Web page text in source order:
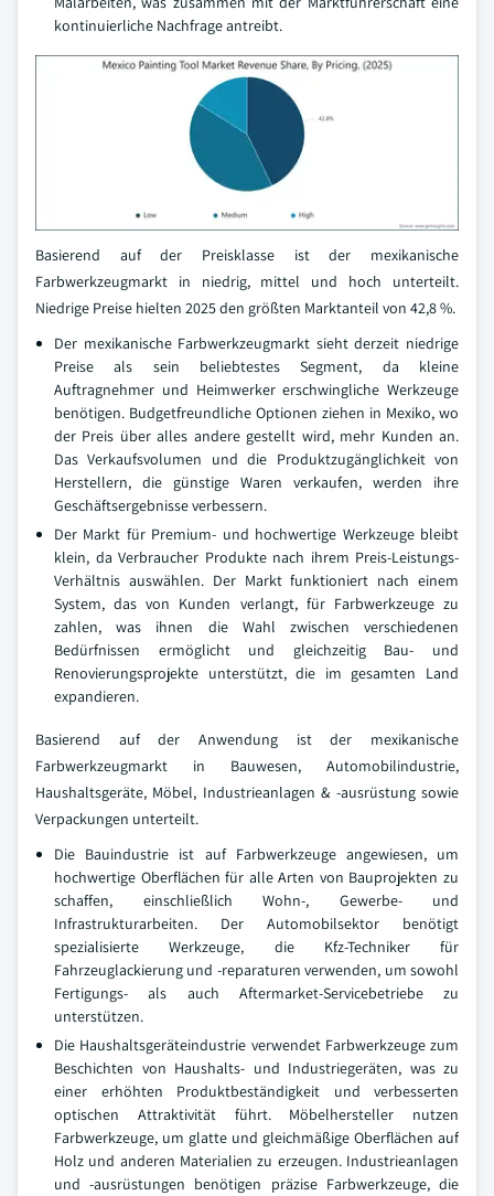
kontinuierliche Nachfrage antreibt.
Basierend auf der Preisklasse ist der mexikanische
Farbwerkzeugmarkt in niedrig, mittel und hoch unterteilt.
Niedrige Preise hielten 2025 den größten Marktanteil von 42,8 %.
Der mexikanische Farbwerkzeugmarkt sieht derzeit niedrige
Preise als sein beliebtestes Segment, da kleine
Auftragnehmer und Heimwerker erschwingliche Werkzeuge
benötigen. Budgetfreundliche Optionen ziehen in Mexiko, wo
der Preis über alles andere gestellt wird, mehr Kunden an.
Das Verkaufsvolumen und die Produktzugänglichkeit von
Herstellern, die günstige Waren verkaufen, werden ihre
Geschäftsergebnisse verbessern.
Der Markt für Premium- und hochwertige Werkzeuge bleibt
klein, da Verbraucher Produkte nach ihrem Preis-Leistungs-
Verhältnis auswählen. Der Markt funktioniert nach einem
System, das von Kunden verlangt, für Farbwerkzeuge zu
zahlen, was ihnen die Wahl zwischen verschiedenen
Bedürfnissen ermöglicht und gleichzeitig Bau- und
Renovierungsprojekte unterstützt, die im gesamten Land
expandieren.
Basierend auf der Anwendung ist der mexikanische
Farbwerkzeugmarkt in Bauwesen, Automobilindustrie,
Haushaltsgeräte, Möbel, Industrieanlagen & -ausrüstung sowie
Verpackungen unterteilt.
Die Bauindustrie ist auf Farbwerkzeuge angewiesen, um
hochwertige Oberflächen für alle Arten von Bauprojekten zu
schaffen, einschließlich Wohn-, Gewerbe- und
Infrastrukturarbeiten. Der Automobilsektor benötigt
spezialisierte Werkzeuge, die Kfz-Techniker für
Fahrzeuglackierung und -reparaturen verwenden, um sowohl
Fertigungs- als auch Aftermarket-Servicebetriebe zu
unterstützen.
Die Haushaltsgeräteindustrie verwendet Farbwerkzeuge zum
Beschichten von Haushalts- und Industriegeräten, was zu
einer erhöhten Produktbeständigkeit und verbesserten
optischen Attraktivität führt. Möbelhersteller nutzen
Farbwerkzeuge, um glatte und gleichmäßige Oberflächen auf
Holz und anderen Materialien zu erzeugen. Industrieanlagen
und -ausrüstungen benötigen präzise Farbwerkzeuge, die